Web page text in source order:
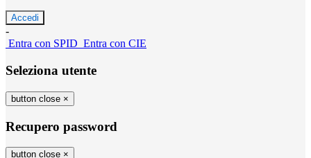
-
Entra con SPID Entra con CIE
Seleziona utente
button close ×
Recupero password
button close ×